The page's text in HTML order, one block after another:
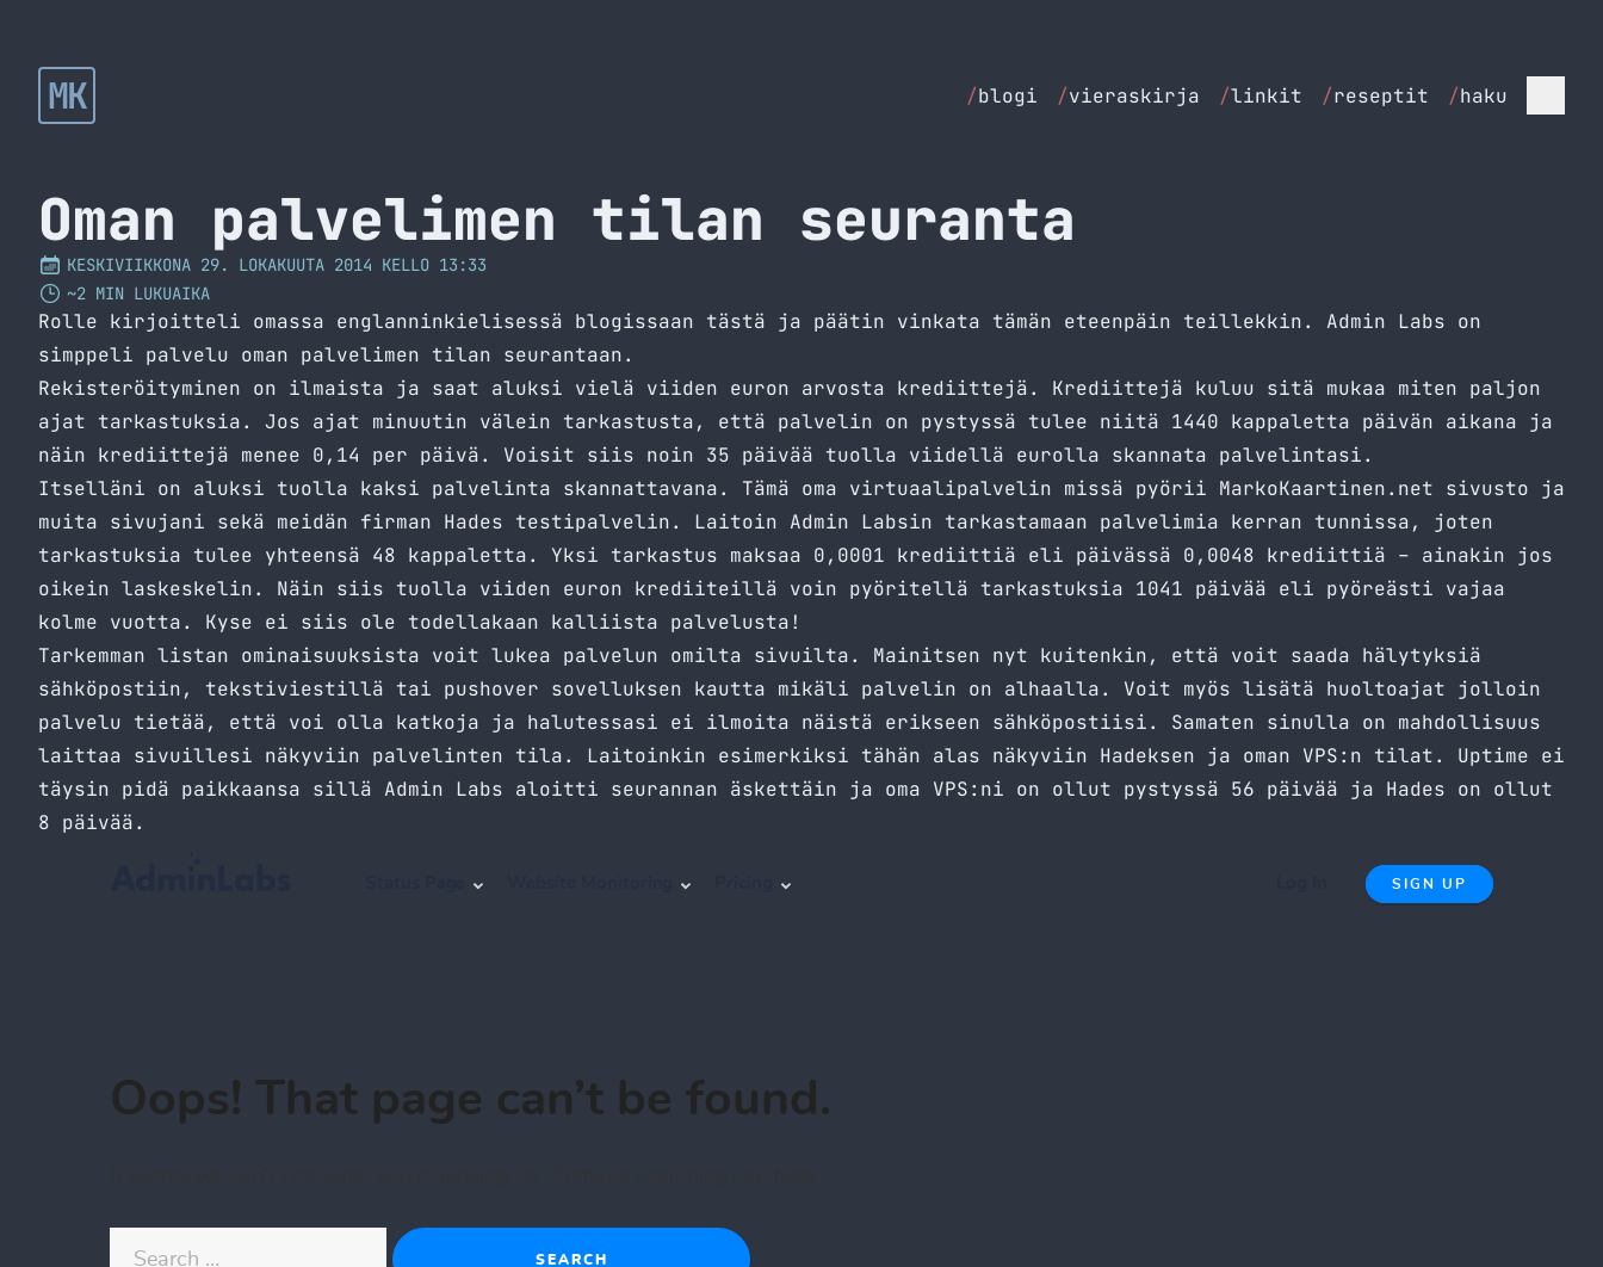
MK /blogi /vieraskirja /linkit /reseptit /haku
Oman palvelimen tilan seuranta
KESKIVIIKKONA 29. LOKAKUUTA 2014 KELLO 13:33
~2 MIN LUKUAIKA
Rolle kirjoitteli omassa englanninkielisessä blogissaan tästä ja päätin vinkata tämän eteenpäin teillekkin. Admin Labs on
simppeli palvelu oman palvelimen tilan seurantaan.
Rekisteröityminen on ilmaista ja saat aluksi vielä viiden euron arvosta krediittejä. Krediittejä kuluu sitä mukaa miten paljon
ajat tarkastuksia. Jos ajat minuutin välein tarkastusta, että palvelin on pystyssä tulee niitä 1440 kappaletta päivän aikana ja
näin krediittejä menee 0,14 per päivä. Voisit siis noin 35 päivää tuolla viidellä eurolla skannata palvelintasi.
Itselläni on aluksi tuolla kaksi palvelinta skannattavana. Tämä oma virtuaalipalvelin missä pyörii MarkoKaartinen.net sivusto ja
muita sivujani sekä meidän firman Hades testipalvelin. Laitoin Admin Labsin tarkastamaan palvelimia kerran tunnissa, joten
tarkastuksia tulee yhteensä 48 kappaletta. Yksi tarkastus maksaa 0,0001 krediittiä eli päivässä 0,0048 krediittiä – ainakin jos
oikein laskeskelin. Näin siis tuolla viiden euron krediiteillä voin pyöritellä tarkastuksia 1041 päivää eli pyöreästi vajaa
kolme vuotta. Kyse ei siis ole todellakaan kalliista palvelusta!
Tarkemman listan ominaisuuksista voit lukea palvelun omilta sivuilta. Mainitsen nyt kuitenkin, että voit saada hälytyksiä
sähköpostiin, tekstiviestillä tai pushover sovelluksen kautta mikäli palvelin on alhaalla. Voit myös lisätä huoltoajat jolloin
palvelu tietää, että voi olla katkoja ja halutessasi ei ilmoita näistä erikseen sähköpostiisi. Samaten sinulla on mahdollisuus
laittaa sivuillesi näkyviin palvelinten tila. Laitoinkin esimerkiksi tähän alas näkyviin Hadeksen ja oman VPS:n tilat. Uptime ei
täysin pidä paikkaansa sillä Admin Labs aloitti seurannan äskettäin ja oma VPS:ni on ollut pystyssä 56 päivää ja Hades on ollut
8 päivää.